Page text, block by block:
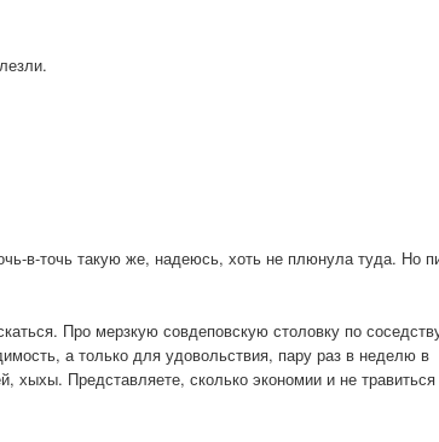
в-точь такую же, надеюсь, хоть не плюнула туда. Но
Про мерзкую совдеповскую столовку по
а только для удовольствия, пару раз в неделю в
хыхы. Представляете, сколько экономии и не травиться